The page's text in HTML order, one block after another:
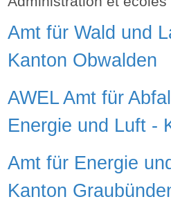
Amt für Wald und
Kanton Obwalden
AWEL Amt für
Energie und Luft -
Amt für Energie
Kanton